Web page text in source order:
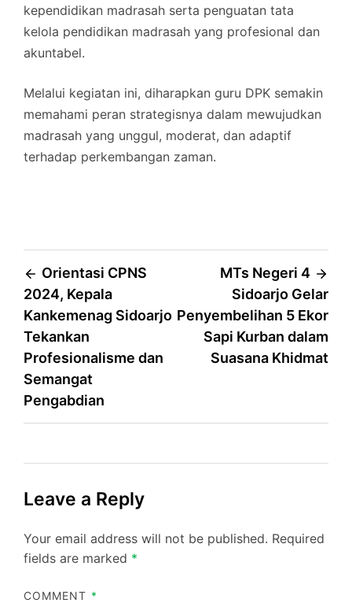
kependidikan madrasah serta penguatan tata
kelola pendidikan madrasah yang profesional dan
akuntabel.
Melalui kegiatan ini, diharapkan guru DPK semakin
memahami peran strategisnya dalam mewujudkan
madrasah yang unggul, moderat, dan adaptif
terhadap perkembangan zaman.
Post
navigation
Orientasi CPNS
2024, Kepala
Kankemenag Sidoarjo
Tekankan
Profesionalisme dan
Semangat
Pengabdian
MTs Negeri 4
Sidoarjo Gelar
Penyembelihan 5 Ekor
Sapi Kurban dalam
Suasana Khidmat
Leave a Reply
Your email address will not be published. Required
fields are marked *
COMMENT *